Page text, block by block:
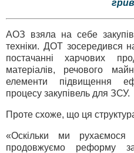
АОЗ взяла на себе
техніки. ДОТ зосередився
постачанні харчових
матеріалів, речового
елементи підвищення
процесу закупівель для ЗСУ.
Проте схоже, що ця
«Оскільки ми
продовжуємо реформу